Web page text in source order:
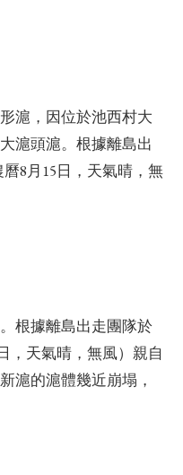
滬，因位於池西村大
滬頭滬。根據離島出
8月15日，天氣晴，無
根據離島出走團隊於
，天氣晴，無風）親自
滬的滬體幾近崩塌，